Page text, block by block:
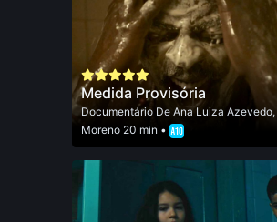
Medida Provisória
DocumentárioDe Ana Luiza Azevedo,
Moreno20 min •